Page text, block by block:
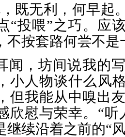
既无利，何早起
“投喂”之巧。应
不按套路何尝不是
闻，坊间说我的
小人物谈什么风
但我能从中嗅出
欣慰与荣幸。“听
继续沿着之前的“